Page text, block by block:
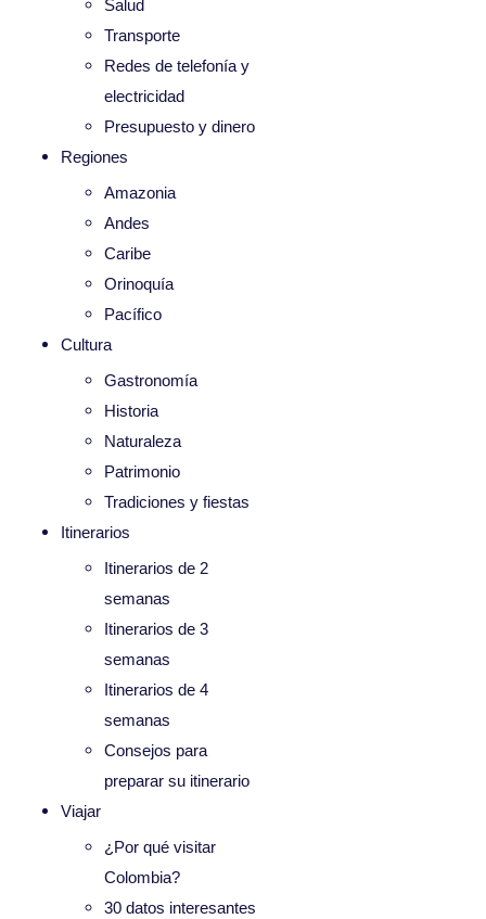
Salud
Transporte
Redes de telefonía y
electricidad
Presupuesto y dinero
Regiones
Amazonia
Andes
Caribe
Orinoquía
Pacífico
Cultura
Gastronomía
Historia
Naturaleza
Patrimonio
Tradiciones y fiestas
Itinerarios
Itinerarios de 2
semanas
Itinerarios de 3
semanas
Itinerarios de 4
semanas
Consejos para
preparar su itinerario
Viajar
¿Por qué visitar
Colombia?
30 datos interesantes